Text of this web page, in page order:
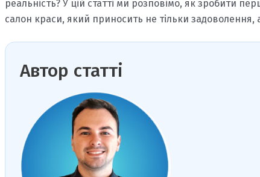
реальність? У цій статті ми розповімо, як зробити
салон краси, який приносить не тільки задоволення,
Автор статті